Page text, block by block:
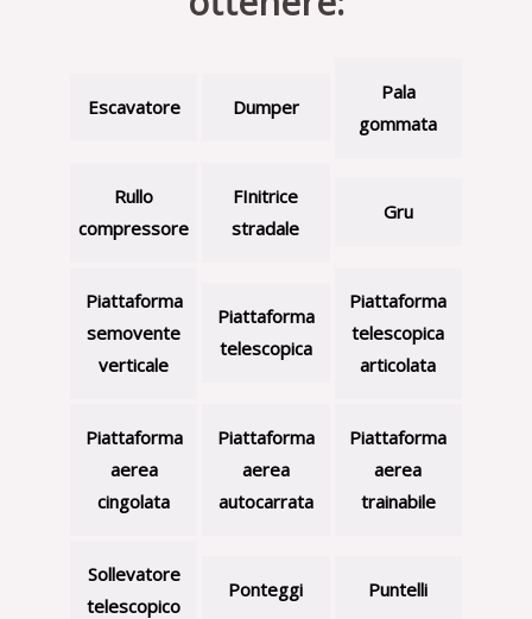
Escavatore Dumper
Pala
gommata
Rullo
compressore
FInitrice
stradale
Gru
Piattaforma
semovente
verticale
Piattaforma
telescopica
Piattaforma
telescopica
articolata
Piattaforma
aerea
cingolata
Piattaforma
aerea
autocarrata
Piattaforma
aerea
trainabile
Sollevatore
telescopico
Ponteggi Puntelli